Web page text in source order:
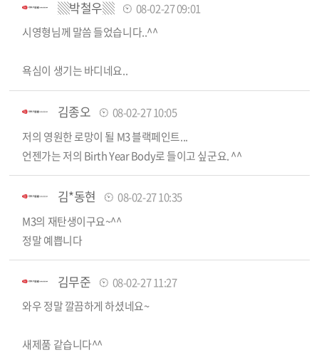
▒박철우▒
08-02-27 09:01
시영형님께 말씀 들었습니다..^^
욕심이 생기는 바디네요..
김종오
08-02-27 10:05
저의 영원한 로망이 될 M3 블랙페인트...
언젠가는 저의 Birth Year Body로 들이고 싶군요. ^^
김*동현
08-02-27 10:35
M3의 재탄생이구요~^^
정말 예쁩니다
김무준
08-02-27 11:27
와우 정말 깔끔하게 하셨네요~
새제품 같습니다^^